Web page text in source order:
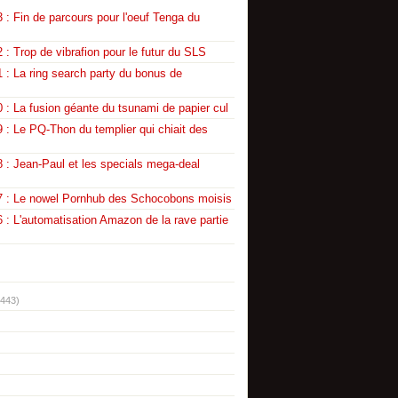
: Fin de parcours pour l'oeuf Tenga du
: Trop de vibrafion pour le futur du SLS
: La ring search party du bonus de
: La fusion géante du tsunami de papier cul
: Le PQ-Thon du templier qui chiait des
: Jean-Paul et les specials mega-deal
: Le nowel Pornhub des Schocobons moisis
: L'automatisation Amazon de la rave partie